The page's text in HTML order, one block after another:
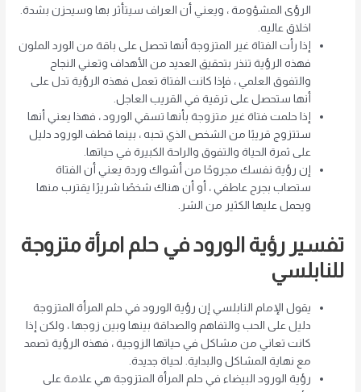
الرؤى المشؤومة ، ويعني أن العراف سيتأثر بها وسيحزن بشدة.
اخلاق عاليه.
إذا رأت الفتاة غير المتزوجة أنها تحصل على باقة من الورد الملون
فهذه الرؤية تنذر بتحقيق العديد من الأهداف وتعني النجاح
والتفوق العلمي ، فإذا كانت الفتاة تعمل فهذه الرؤية تدل على
أنها ستحصل على ترقية في القريب العاجل.
إذا حلمت فتاة غير متزوجة بأنها تسقي الورود ، فهذا يعني أنها
ستتزوج قريبًا من الشخص الذي تحبه ، بينما قطف الورود دليل
على ثمرة الحياة والتفوق والراحة الكبيرة في حياتها.
إن رؤية نفسك مجروحًا من أشواك وردة يعني أن الفتاة
ستصاب بجرح عاطفي ، أو أن هناك شخصًا شريرًا يقترب منها
ويحمل عليها الكثير من الشر.
تفسير رؤية الورود في حلم امرأة متزوجة
للنابلسي
يقول الإمام النابلسي إن رؤية الورود في حلم المرأة المتزوجة
دليل على الحب والتفاهم والصداقة بينها وبين زوجها ، ولكن إذا
كانت تعاني من مشاكل في حياتها الزوجية ، فهذه الرؤية تصمد
مع نهاية المشاكل والبداية. لحياة جديدة.
رؤية الورود البيضاء في حلم المرأة المتزوجة هي علامة على